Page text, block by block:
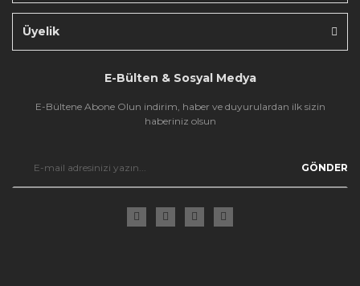
Üyelik
E-Bülten & Sosyal Medya
E-Bültene Abone Olun indirim, haber ve duyurulardan ilk sizin
haberiniz olsun
GÖNDER